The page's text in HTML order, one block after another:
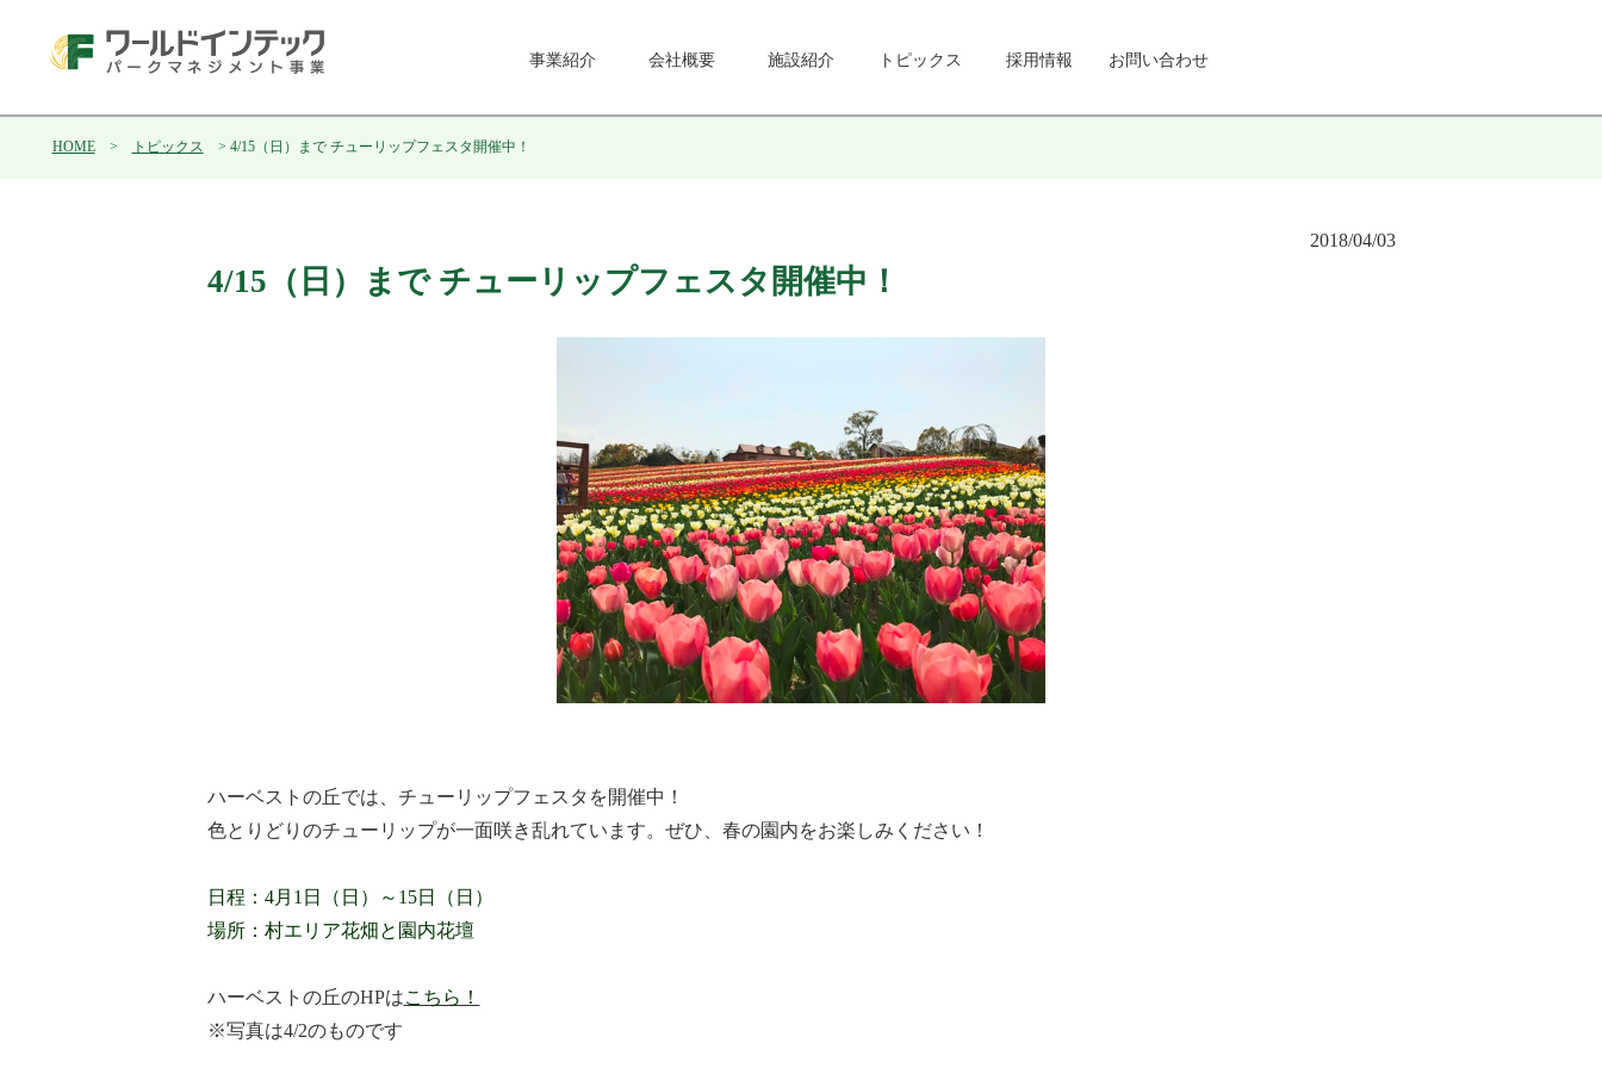
事業紹介 会社概要 施設紹介 トピックス 採用情報 お問い合わせ
HOME> トピックス > 4/15（日）まで チューリップフェスタ開催中！
2018/04/03
4/15（日）まで チューリップフェスタ開催中！
ハーベストの丘では、チューリップフェスタを開催中！
色とりどりのチューリップが一面咲き乱れています。ぜひ、春の園内をお楽しみください！
日程：4月1日（日）～15日（日）
場所：村エリア花畑と園内花壇
ハーベストの丘のHPはこちら！
※写真は4/2のものです